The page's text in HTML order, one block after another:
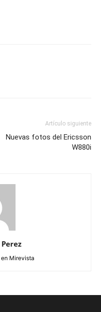
Artículo siguiente
Nuevas fotos del Ericsson
W880i
Mirevista